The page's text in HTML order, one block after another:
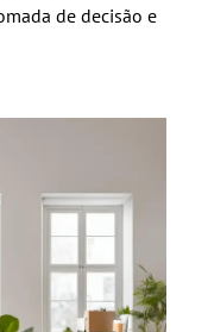
de decisão e